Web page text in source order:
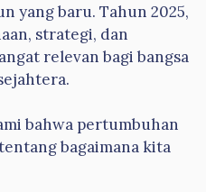
yang baru. Tahun 2025,
strategi, dan
relevan bagi bangsa
bahwa pertumbuhan
bagaimana kita